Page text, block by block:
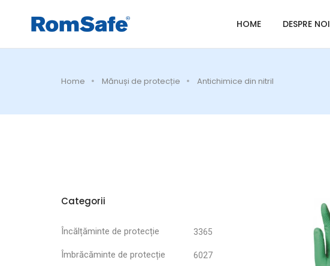
HOME DESPRE NOI
Home Mănuși de protecție Antichimice din nitril
Categorii
Încălțăminte de protecție 3365
Îmbrăcăminte de protecție 6027